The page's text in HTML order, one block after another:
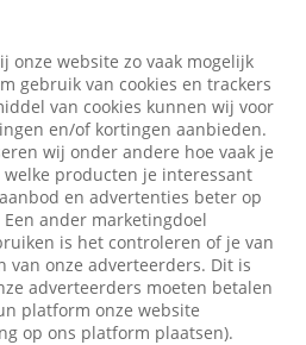
onze website zo vaak mogelijk
gebruik van cookies en trackers
van cookies kunnen wij voor
en/of kortingen aanbieden.
wij onder andere hoe vaak je
producten je interessant
en advertenties beter op
ander marketingdoel
is het controleren of je van
van onze adverteerders. Dit is
adverteerders moeten betalen
platform onze website
op ons platform plaatsen).